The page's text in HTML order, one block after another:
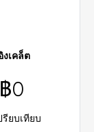
งเคล็ต
฿0
รียบเทียบ